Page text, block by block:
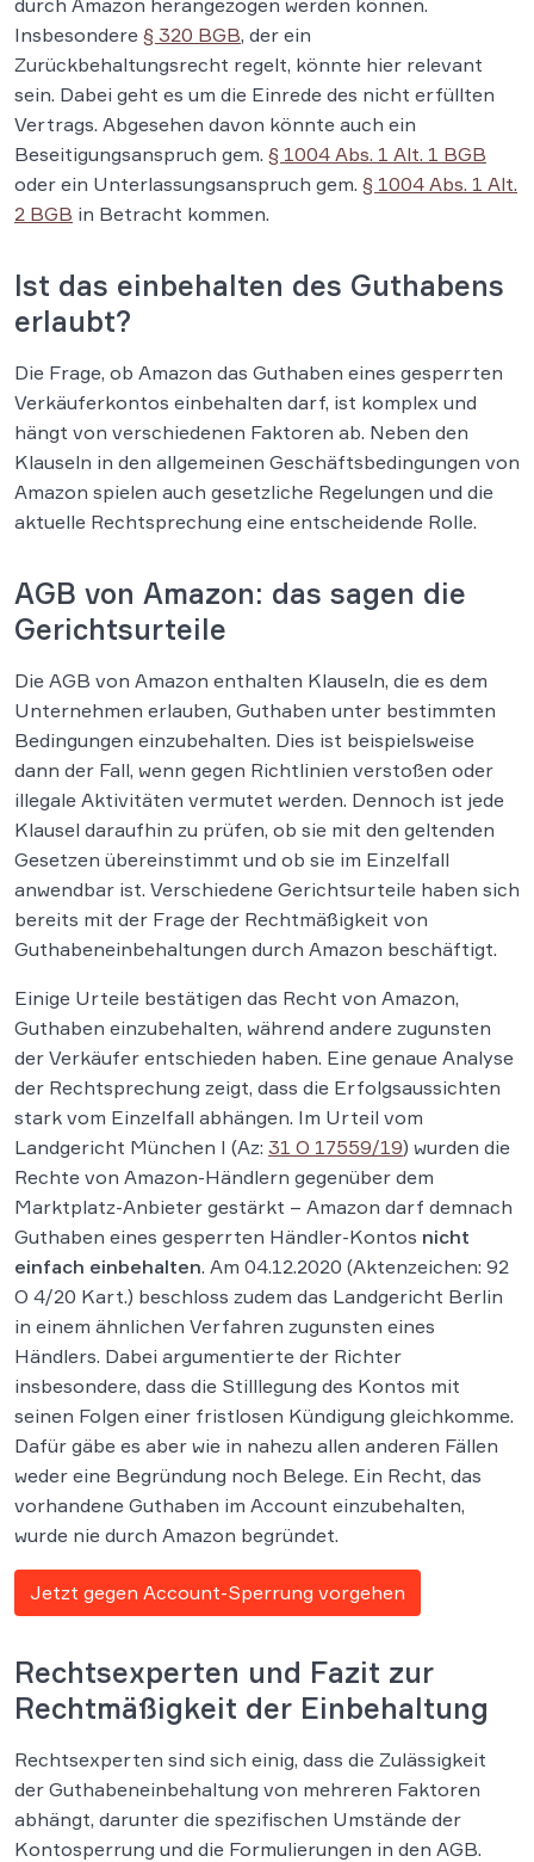
durch Amazon herangezogen werden können.
Insbesondere § 320 BGB, der ein
Zurückbehaltungsrecht regelt, könnte hier relevant
sein. Dabei geht es um die Einrede des nicht erfüllten
Vertrags. Abgesehen davon könnte auch ein
Beseitigungsanspruch gem. § 1004 Abs. 1 Alt. 1 BGB
oder ein Unterlassungsanspruch gem. § 1004 Abs. 1 Alt.
2 BGB in Betracht kommen.
Ist das einbehalten des Guthabens
erlaubt?
Die Frage, ob Amazon das Guthaben eines gesperrten
Verkäuferkontos einbehalten darf, ist komplex und
hängt von verschiedenen Faktoren ab. Neben den
Klauseln in den allgemeinen Geschäftsbedingungen von
Amazon spielen auch gesetzliche Regelungen und die
aktuelle Rechtsprechung eine entscheidende Rolle.
AGB von Amazon: das sagen die
Gerichtsurteile
Die AGB von Amazon enthalten Klauseln, die es dem
Unternehmen erlauben, Guthaben unter bestimmten
Bedingungen einzubehalten. Dies ist beispielsweise
dann der Fall, wenn gegen Richtlinien verstoßen oder
illegale Aktivitäten vermutet werden. Dennoch ist jede
Klausel daraufhin zu prüfen, ob sie mit den geltenden
Gesetzen übereinstimmt und ob sie im Einzelfall
anwendbar ist. Verschiedene Gerichtsurteile haben sich
bereits mit der Frage der Rechtmäßigkeit von
Guthabeneinbehaltungen durch Amazon beschäftigt.
Einige Urteile bestätigen das Recht von Amazon,
Guthaben einzubehalten, während andere zugunsten
der Verkäufer entschieden haben. Eine genaue Analyse
der Rechtsprechung zeigt, dass die Erfolgsaussichten
stark vom Einzelfall abhängen. Im Urteil vom
Landgericht München I (Az: 31 O 17559/19) wurden die
Rechte von Amazon-Händlern gegenüber dem
Marktplatz-Anbieter gestärkt – Amazon darf demnach
Guthaben eines gesperrten Händler-Kontos nicht
einfach einbehalten. Am 04.12.2020 (Aktenzeichen: 92
O 4/20 Kart.) beschloss zudem das Landgericht Berlin
in einem ähnlichen Verfahren zugunsten eines
Händlers. Dabei argumentierte der Richter
insbesondere, dass die Stilllegung des Kontos mit
seinen Folgen einer fristlosen Kündigung gleichkomme.
Dafür gäbe es aber wie in nahezu allen anderen Fällen
weder eine Begründung noch Belege. Ein Recht, das
vorhandene Guthaben im Account einzubehalten,
wurde nie durch Amazon begründet.
Jetzt gegen Account-Sperrung vorgehen
Rechtsexperten und Fazit zur
Rechtmäßigkeit der Einbehaltung
Rechtsexperten sind sich einig, dass die Zulässigkeit
der Guthabeneinbehaltung von mehreren Faktoren
abhängt, darunter die spezifischen Umstände der
Kontosperrung und die Formulierungen in den AGB.